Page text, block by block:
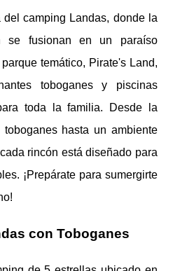
camping Landas, donde la
se fusionan en un paraíso
temático, Pirate's Land,
toboganes y piscinas
toda la familia. Desde la
hasta un ambiente
rincón está diseñado para
¡Prepárate para sumergirte
con Toboganes